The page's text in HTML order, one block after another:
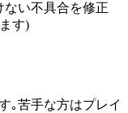
ない不具合を修正
す)
｡苦手な方はプレイ